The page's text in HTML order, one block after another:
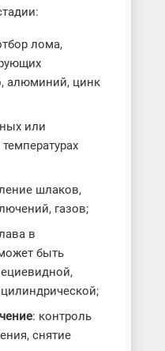
лома,
алюминий, цинк
или
шлаков,
газов;
в
быть
: контроль
снятие